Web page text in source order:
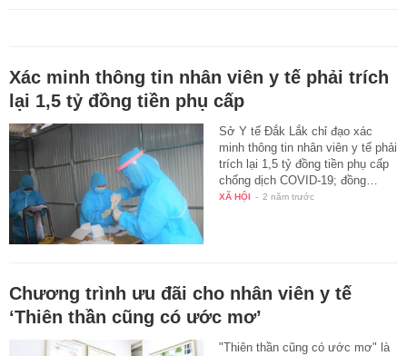
Xác minh thông tin nhân viên y tế phải trích
lại 1,5 tỷ đồng tiền phụ cấp
Sở Y tế Đắk Lắk chỉ đạo xác
minh thông tin nhân viên y tế phải
trích lại 1,5 tỷ đồng tiền phụ cấp
chống dịch COVID-19; đồng…
XÃ HỘI - 2 năm trước
Chương trình ưu đãi cho nhân viên y tế
‘Thiên thần cũng có ước mơ’
"Thiên thần cũng có ước mơ" là